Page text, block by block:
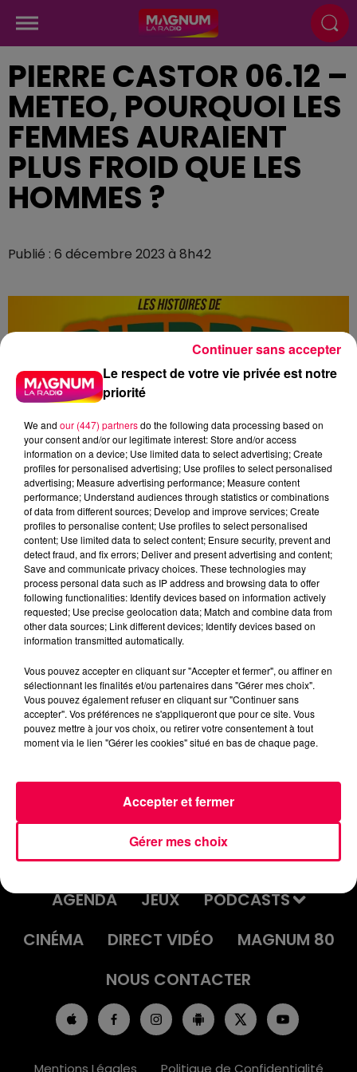
PIERRE CASTOR 06.12 –
METEO, POURQUOI LES
FEMMES AURAIENT
PLUS FROID QUE LES
HOMMES ?
Publié : 6 décembre 2023 à 8h42
POURQUOI-LES-FEMMES-AURAIENT-PLUS-FROID-
QUE-LES-HOMMES.
ACCUEIL INFOS
EMISSIONS
AGENDA
JEUX
PODCASTS
CINÉMA
DIRECT VIDÉO
MAGNUM 80
NOUS CONTACTER
Mentions Légales Politique de Confidentialité
Le respect de votre vie privée est notre
priorité
We and our (447) partnersdo the following data processing based on
your consent and/or our legitimate interest: Store and/or access
information on a device; Use limited data to select advertising; Create
profiles for personalised advertising; Use profiles to select personalised
advertising; Measure advertising performance; Measure content
performance; Understand audiences through statistics or combinations
of data from different sources; Develop and improve services; Create
profiles to personalise content; Use profiles to select personalised
content; Use limited data to select content; Ensure security, prevent and
detect fraud, and fix errors; Deliver and present advertising and content;
Save and communicate privacy choices. These technologies may
process personal data such as IP address and browsing data to offer
following functionalities: Identify devices based on information actively
requested; Use precise geolocation data; Match and combine data from
other data sources; Link different devices; Identify devices based on
information transmitted automatically.
Vous pouvez accepter en cliquant sur "Accepter et fermer", ou affiner en
sélectionnant les finalités et/ou partenaires dans "Gérer mes choix".
Vous pouvez également refuser en cliquant sur "Continuer sans
accepter". Vos préférences ne s'appliqueront que pour ce site. Vous
pouvez mettre à jour vos choix, ou retirer votre consentement à tout
moment via le lien "Gérer les cookies" situé en bas de chaque page.
Gérer mes choix
Accepter et fermer
Continuer sans accepter